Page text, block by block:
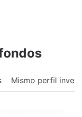
Mismo perfil